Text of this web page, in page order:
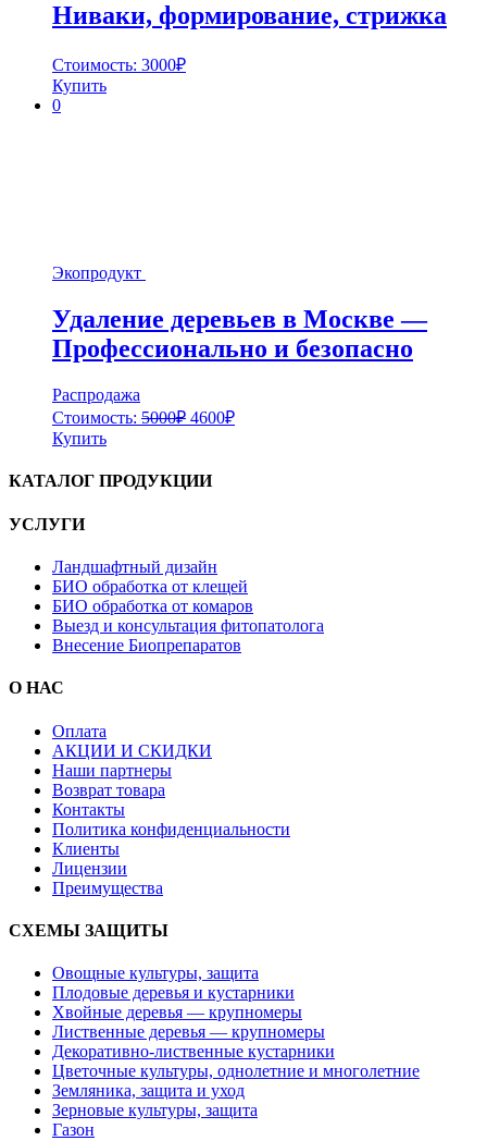
Ниваки, формирование, стрижка
Стоимость: 3000₽
Купить
0
Экопродукт
Удаление деревьев в Москве —
Профессионально и безопасно
Распродажа
Стоимость: 5000₽ 4600₽
Купить
КАТАЛОГ ПРОДУКЦИИ
УСЛУГИ
Ландшафтный дизайн
БИО обработка от клещей
БИО обработка от комаров
Выезд и консультация фитопатолога
Внесение Биопрепаратов
О НАС
Оплата
АКЦИИ И СКИДКИ
Наши партнеры
Возврат товара
Контакты
Политика конфиденциальности
Клиенты
Лицензии
Преимущества
СХЕМЫ ЗАЩИТЫ
Овощные культуры, защита
Плодовые деревья и кустарники
Хвойные деревья — крупномеры
Лиственные деревья — крупномеры
Декоративно-лиственные кустарники
Цветочные культуры, однолетние и многолетние
Земляника, защита и уход
Зерновые культуры, защита
Газон